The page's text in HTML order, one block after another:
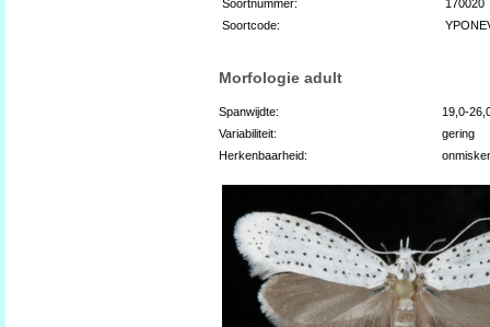
Soortnummer:
170020
Soortcode:
Morfologie adult
Spanwijdte:
19,0-
Variabiliteit:
gering
Herkenbaarheid: